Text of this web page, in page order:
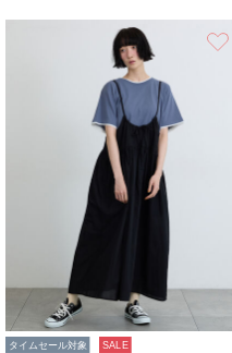
タイムセール対象 SALE